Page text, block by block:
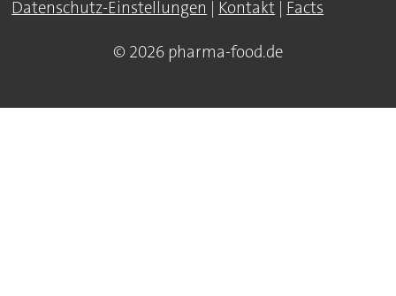
Datenschutz-Einstellungen | Kontakt | Facts
© 2026 pharma-food.de